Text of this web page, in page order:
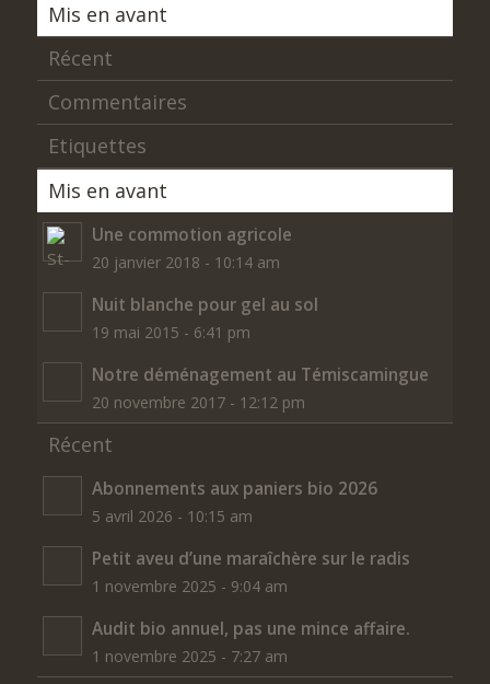
Mis en avant
Récent
Commentaires
Etiquettes
Mis en avant
Une commotion agricole
20 janvier 2018 - 10:14 am
Nuit blanche pour gel au sol
19 mai 2015 - 6:41 pm
Notre déménagement au Témiscamingue
20 novembre 2017 - 12:12 pm
Récent
Abonnements aux paniers bio 2026
5 avril 2026 - 10:15 am
Petit aveu d’une maraîchère sur le radis
1 novembre 2025 - 9:04 am
Audit bio annuel, pas une mince affaire.
1 novembre 2025 - 7:27 am